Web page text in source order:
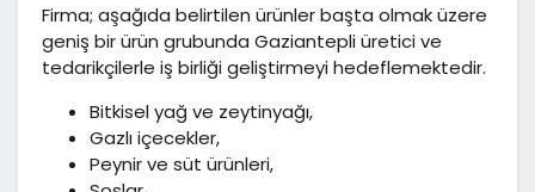
Firma; aşağıda belirtilen ürünler başta olmak üzere
geniş bir ürün grubunda Gaziantepli üretici ve
tedarikçilerle iş birliği geliştirmeyi hedeflemektedir.
Bitkisel yağ ve zeytinyağı,
Gazlı içecekler,
Peynir ve süt ürünleri,